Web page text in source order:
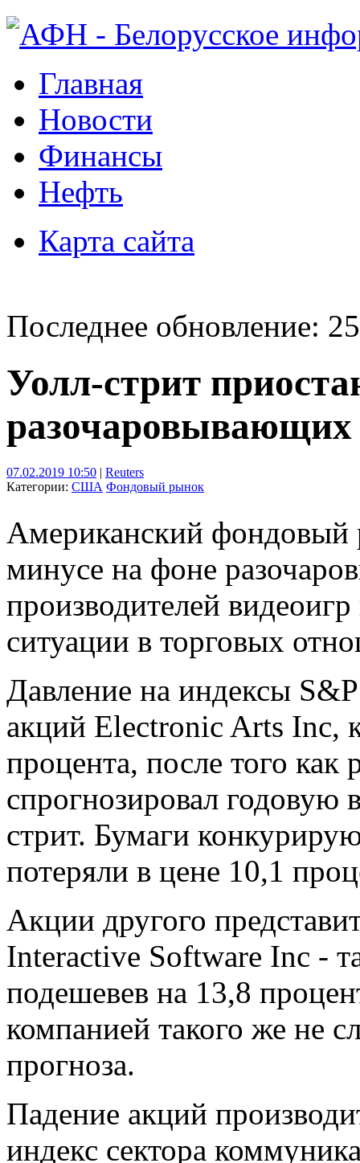
Главная
Новости
Финансы
Нефть
Карта сайта
Последнее обновление:
Уолл-стрит
разочаровывающих
07.02.2019 10:50 | Reuters
Категории: США Фондовый рынок
Американский фондовый
минусе на фоне
производителей
ситуации в торговых
Давление на индексы
акций Electronic Arts Inc,
процента, после того как
спрогнозировал
стрит. Бумаги
потеряли в цене 10,1
Акции другого
Interactive Software Inc -
подешевев на 13,8
компанией такого же не
прогноза.
Падение акций
индекс сектора